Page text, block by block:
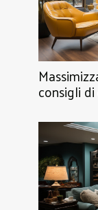
consigli